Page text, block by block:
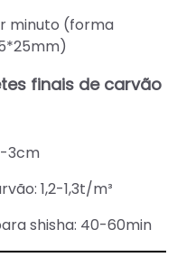
minuto (forma
finais de carvão
3cm
1,2-1,3t/m³
shisha: 40-60min